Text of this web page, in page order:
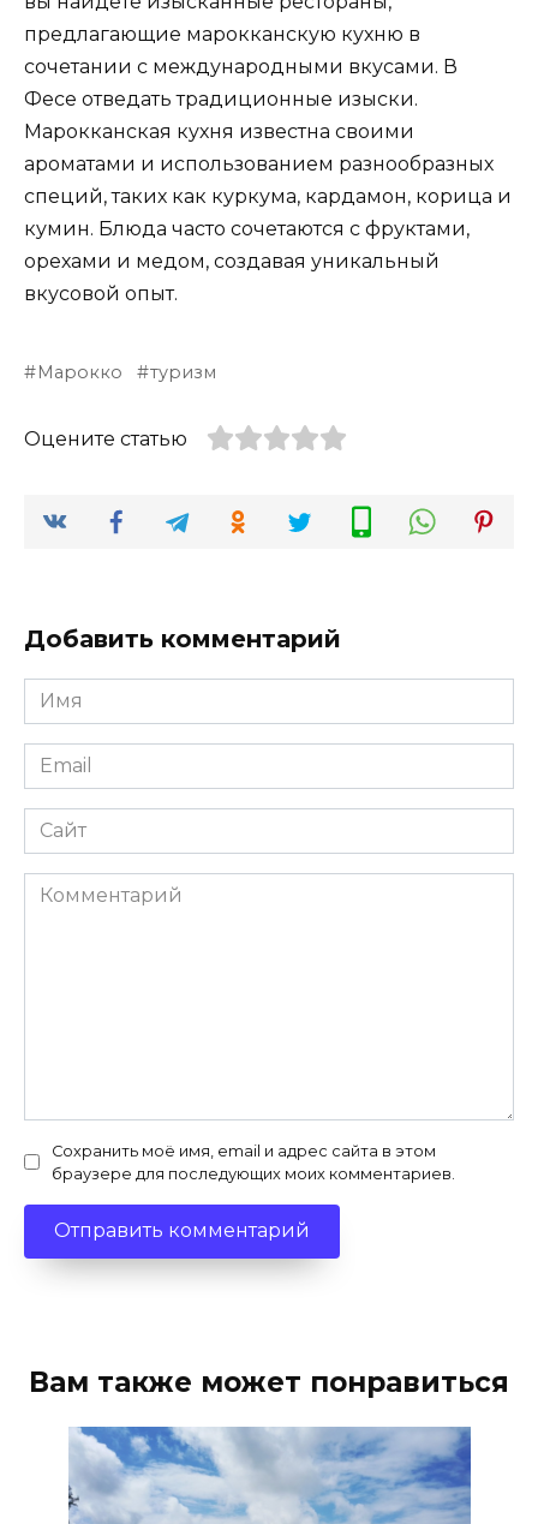
предлагающие марокканскую кухню в
сочетании с международными вкусами. В
Фесе отведать традиционные изыски.
Марокканская кухня известна своими
ароматами и использованием разнообразных
специй, таких как куркума, кардамон, корица и
кумин. Блюда часто сочетаются с фруктами,
орехами и медом, создавая уникальный
вкусовой опыт.
Марокко туризм
Оцените статью
Добавить комментарий
Имя
*
Email
*
Сайт
Комментарий
Сохранить моё имя, email и адрес сайта в этом
браузере для последующих моих комментариев.
Вам также может понравиться